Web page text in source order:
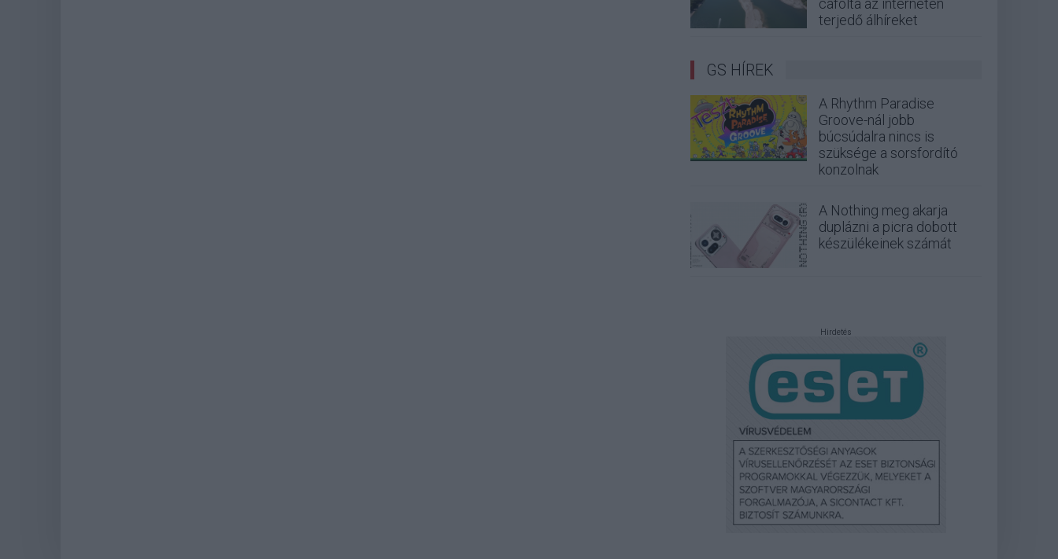
cáfolta az interneten
terjedő álhíreket
GS HÍREK
A Rhythm Paradise
Groove-nál jobb
búcsúdalra nincs is
szüksége a sorsfordító
konzolnak
A Nothing meg akarja
duplázni a picra dobott
készülékeinek számát
Hirdetés